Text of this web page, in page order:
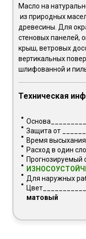
Масло на
из природных
древесины. Для
стеновых панелей,
крыш, ветровых
вертикальных
шлифованной и
Техническая
Защита от
Время высыхания
Расход в один
Прогнозируемый
Для наружных
матовый